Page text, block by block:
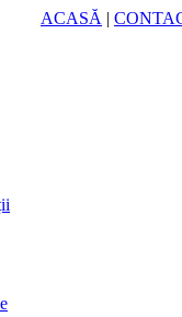
ACASĂ |